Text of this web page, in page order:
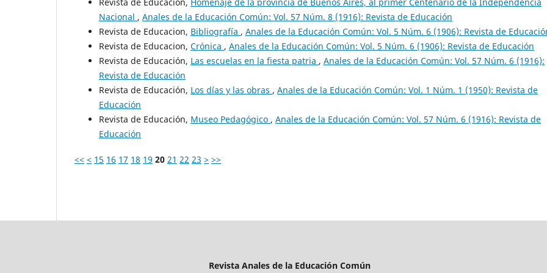
Revista de Educación, Homenaje de la provincia de Buenos Aires, al primer Centenario de la Independencia
Nacional , Anales de la Educación Común: Vol. 57 Núm. 8 (1916): Revista de Educación
Revista de Educacion, Bibliografía , Anales de la Educación Común: Vol. 5 Núm. 6 (1906): Revista de
Revista de Educacion, Crónica , Anales de la Educación Común: Vol. 5 Núm. 6 (1906): Revista de Educación
Revista de Educación, Las escuelas en la fiesta patria , Anales de la Educación Común: Vol. 57 Núm. 6 (1916):
Revista de Educación
Revista de Educación, Los días y las obras , Anales de la Educación Común: Vol. 1 Núm. 1 (1950): Revista de
Educación
Revista de Educación, Museo Pedagógico , Anales de la Educación Común: Vol. 57 Núm. 6 (1916): Revista de
Educación
<< < 15 16 17 18 19 20 21 22 23 > >>
Revista Anales de la Educación Común